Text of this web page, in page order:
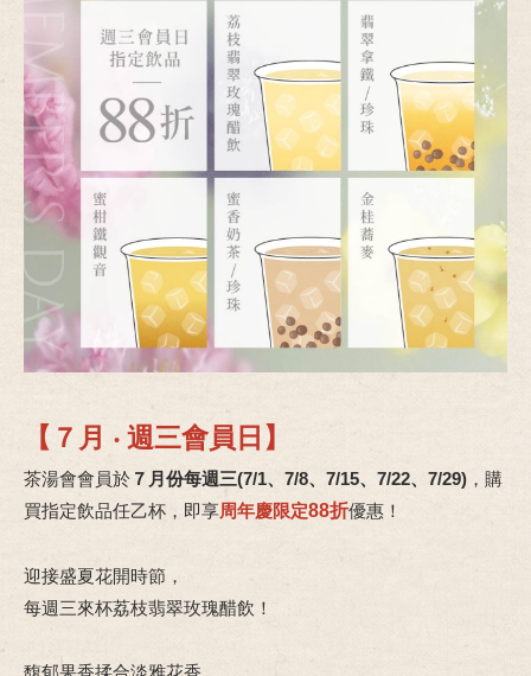
【７月 ‧ 週三會員日】
茶湯會會員於 ７月份每週三(7/1、7/8、7/15、7/22、7/29) ，購
買指定飲品任乙杯，即享周年慶限定88折優惠 ！
迎接盛夏花開時節，
每週三來杯荔枝翡翠玫瑰醋飲！
馥郁果香揉合淡雅花香，